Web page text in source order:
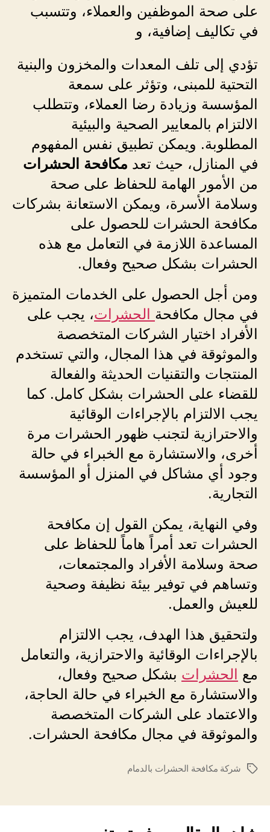
على صحة الموظفين والعملاء، وتتسبب
في تكاليف إضافية، و
تؤدي إلى تلف المعدات والمخزون والبنية
التحتية للمبنى، وتؤثر على سمعة
المؤسسة وزيادة رضا العملاء، وتتطلب
الالتزام بالمعايير الصحية والبيئية
المطلوبة. ويمكن تطبيق نفس المفهوم
في المنازل، حيث تعد مكافحة الحشرات
من الأمور الهامة للحفاظ على صحة
وسلامة الأسرة، ويمكن الاستعانة بشركات
مكافحة الحشرات للحصول على
المساعدة اللازمة في التعامل مع هذه
الحشرات بشكل صحيح وفعال.
ومن أجل الحصول على الخدمات المتميزة
في مجال مكافحة الحشرات، يجب على
الأفراد اختيار الشركات المتخصصة
والموثوقة في هذا المجال، والتي تستخدم
المنتجات والتقنيات الحديثة والفعالة
للقضاء على الحشرات بشكل كامل. كما
يجب الالتزام بالإجراءات الوقائية
والاحترازية لتجنب ظهور الحشرات مرة
أخرى، والاستشارة مع الخبراء في حالة
وجود أي مشاكل في المنزل أو المؤسسة
التجارية.
وفي النهاية، يمكن القول إن مكافحة
الحشرات تعد أمراً هاماً للحفاظ على
صحة وسلامة الأفراد والمجتمعات،
وتساهم في توفير بيئة نظيفة وصحية
للعيش والعمل.
ولتحقيق هذا الهدف، يجب الالتزام
بالإجراءات الوقائية والاحترازية، والتعامل
مع
الحشرات بشكل صحيح وفعال،
والاستشارة مع الخبراء في حالة الحاجة،
والاعتماد على الشركات المتخصصة
والموثوقة في مجال مكافحة الحشرات.
الوسومشركة مكافحة الحشرات بالدمام